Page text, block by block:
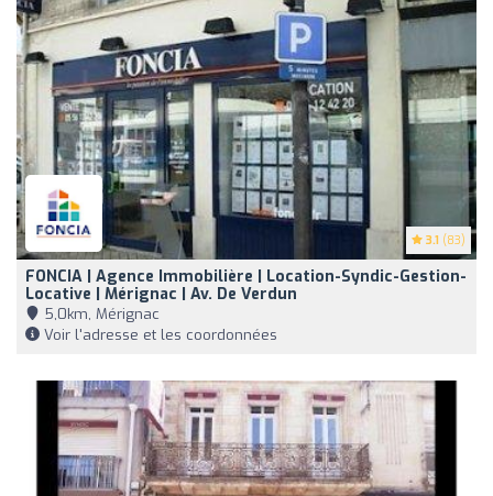
3.1 (83)
FONCIA | Agence Immobilière | Location-Syndic-Gestion-
Locative | Mérignac | Av. De Verdun
5,0km, Mérignac
Voir l'adresse et les coordonnées